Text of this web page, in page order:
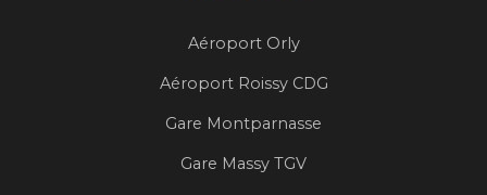
Aéroport Orly
Aéroport Roissy CDG
Gare Montparnasse
Gare Massy TGV